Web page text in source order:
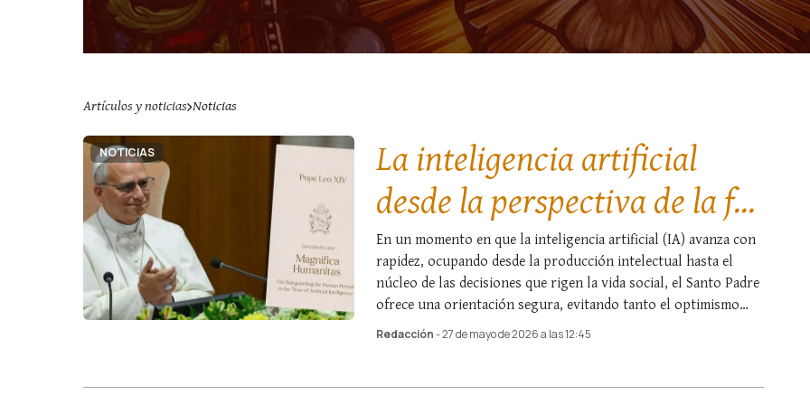
Artículos y noticias Noticias
NOTICIAS La inteligencia artificial
desde la perspectiva de la fe:
el llamamiento de León XIV
al «desarme» tecnológico
En un momento en que la inteligencia artificial (IA) avanza con
rapidez, ocupando desde la producción intelectual hasta el
núcleo de las decisiones que rigen la vida social, el Santo Padre
ofrece una orientación segura, evitando tanto el optimismo
ingenuo …
Redacción- 27 de mayo de 2026 a las 12:45